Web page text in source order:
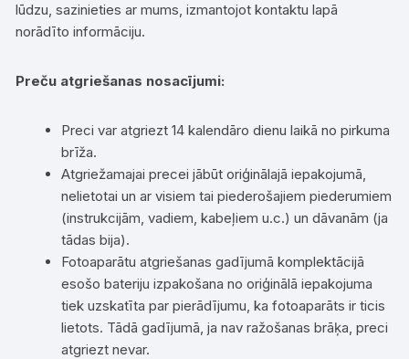
lūdzu, sazinieties ar mums, izmantojot kontaktu lapā
norādīto informāciju.
Preču atgriešanas nosacījumi:
Preci var atgriezt 14 kalendāro dienu laikā no pirkuma
brīža.
Atgriežamajai precei jābūt oriģinālajā iepakojumā,
nelietotai un ar visiem tai piederošajiem piederumiem
(instrukcijām, vadiem, kabeļiem u.c.) un dāvanām (ja
tādas bija).
Fotoaparātu atgriešanas gadījumā komplektācijā
esošo bateriju izpakošana no oriģinālā iepakojuma
tiek uzskatīta par pierādījumu, ka fotoaparāts ir ticis
lietots. Tādā gadījumā, ja nav ražošanas brāķa, preci
atgriezt nevar.